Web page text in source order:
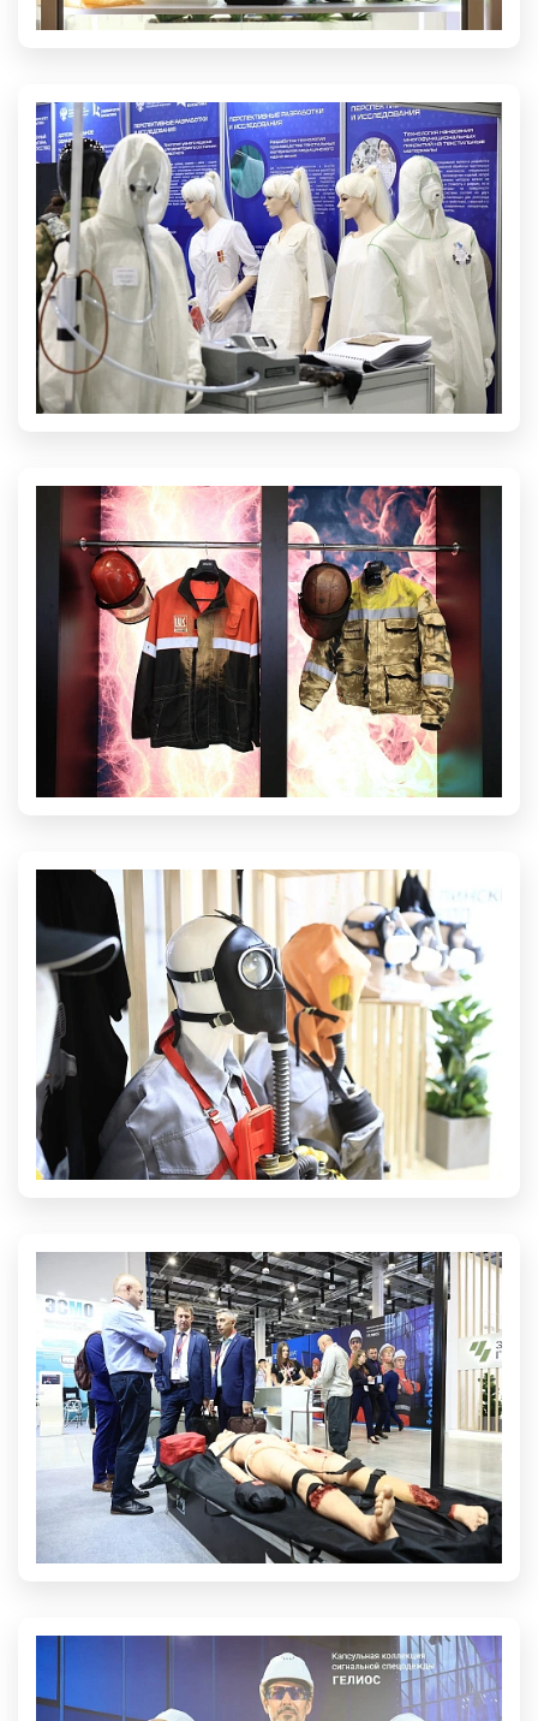
КАНАЛ ВНОТ
В MAX
Главные новости отрасли,
изменения в законодательстве и
все самое важное о деловой и
выставочной программе форума
ПОДПИСАТЬСЯ